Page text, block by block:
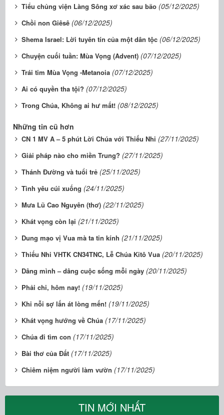
Tiểu chủng viện Làng Sông xơ xác sau bão (05/12/2025)
Chồi non Giêsê (06/12/2025)
Shema Israel: Lời tuyên tín của một dân tộc (06/12/2025)
Chuyện cuối tuần: Mùa Vọng (Advent) (07/12/2025)
Trái tim Mùa Vọng -Metanoia (07/12/2025)
Ai có quyền tha tội? (07/12/2025)
Trong Chúa, Không ai hư mất! (08/12/2025)
Những tin cũ hơn
CN 1 MV A – 5 phút Lời Chúa với Thiếu Nhi (27/11/2025)
Giải pháp nào cho miền Trung? (27/11/2025)
Thánh Đường và tuổi trẻ (25/11/2025)
Tình yêu cúi xuống (24/11/2025)
Mưa Lũ Cao Nguyên (thơ) (22/11/2025)
Khát vọng còn lại (21/11/2025)
Dung mạo vị Vua mà ta tin kính (21/11/2025)
Thiếu Nhi VHTK CN34TNC, Lễ Chúa Kitô Vua (20/11/2025)
Dâng mình – dâng cuộc sống mỗi ngày (20/11/2025)
Phải chi, hôm nay! (19/11/2025)
Khi nỗi sợ lấn át lòng mến! (19/11/2025)
Khát vọng hướng về Chúa (17/11/2025)
Chúa đi tìm con (17/11/2025)
Bài thơ của Đất (17/11/2025)
Chiêm niệm người làm vườn (17/11/2025)
TIN MỚI NHẤT